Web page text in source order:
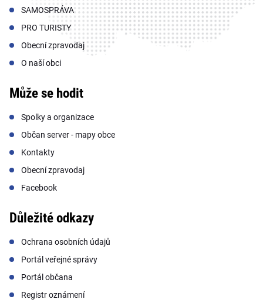
SAMOSPRÁVA
PRO TURISTY
Obecní zpravodaj
O naší obci
Může se hodit
Spolky a organizace
Občan server - mapy obce
Kontakty
Obecní zpravodaj
Facebook
Důležité odkazy
Ochrana osobních údajů
Portál veřejné správy
Portál občana
Registr oznámení